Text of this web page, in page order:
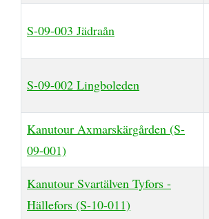
S-09-003 Jädraån
S-09-002 Lingboleden
Kanutour Axmarskärgården (S-
09-001)
Kanutour Svartälven Tyfors -
Hällefors (S-10-011)